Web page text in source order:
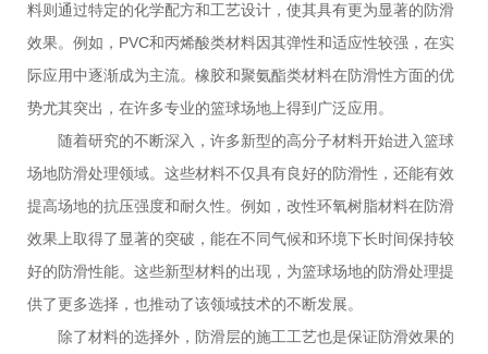
料则通过特定的化学配方和工艺设计，使其具有更为显著的防滑
效果。例如，PVC和丙烯酸类材料因其弹性和适应性较强，在实
际应用中逐渐成为主流。橡胶和聚氨酯类材料在防滑性方面的优
势尤其突出，在许多专业的篮球场地上得到广泛应用。
随着研究的不断深入，许多新型的高分子材料开始进入篮球
场地防滑处理领域。这些材料不仅具有良好的防滑性，还能有效
提高场地的抗压强度和耐久性。例如，改性环氧树脂材料在防滑
效果上取得了显著的突破，能在不同气候和环境下长时间保持较
好的防滑性能。这些新型材料的出现，为篮球场地的防滑处理提
供了更多选择，也推动了该领域技术的不断发展。
除了材料的选择外，防滑层的施工工艺也是保证防滑效果的